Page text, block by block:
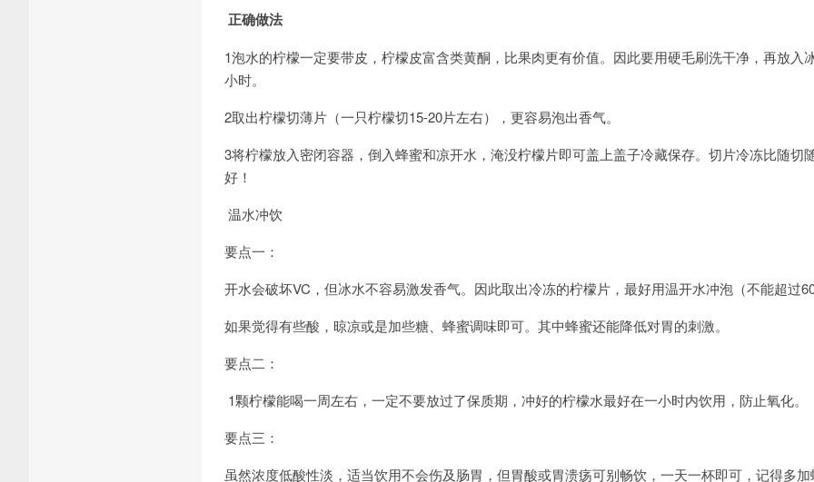
正确做法
1泡水的柠檬一定要带皮，柠檬皮富含类黄酮，比果肉更有价值。因此要用硬毛刷洗干净，再放入
小时。
2取出柠檬切薄片（一只柠檬切15-20片左右），更容易泡出香气。
3将柠檬放入密闭容器，倒入蜂蜜和凉开水，淹没柠檬片即可盖上盖子冷藏保存。切片冷冻比随切
好！
温水冲饮
要点一：
开水会破坏VC，但冰水不容易激发香气。因此取出冷冻的柠檬片，最好用温开水冲泡（不能超过
如果觉得有些酸，晾凉或是加些糖、蜂蜜调味即可。其中蜂蜜还能降低对胃的刺激。
要点二：
1颗柠檬能喝一周左右，一定不要放过了保质期，冲好的柠檬水最好在一小时内饮用，防止氧化。
要点三：
虽然浓度低酸性淡，适当饮用不会伤及肠胃，但胃酸或胃溃疡可别畅饮，一天一杯即可，记得多加